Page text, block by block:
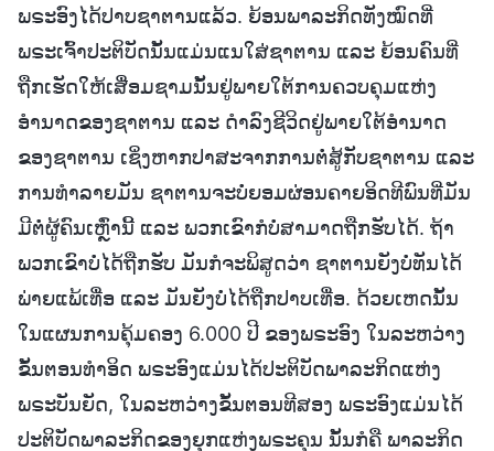
ພຣະອົງໄດ້ປາບຊາຕານແລ້ວ. ຍ້ອນພາລະກິດທັງໝົດທີ່
ພຣະເຈົ້າປະຕິບັດນັ້ນແມ່ນແນໃສ່ຊາຕານ ແລະ ຍ້ອນຄົນທີ່
ຖືກເຮັດໃຫ້ເສື່ອມຊາມນັ້ນຢູ່ພາຍໃຕ້ການຄວບຄຸມແຫ່ງ
ອຳນາດຂອງຊາຕານ ແລະ ດຳລົງຊີວິດຢູ່ພາຍໃຕ້ອຳນາດ
ຂອງຊາຕານ ເຊິ່ງຫາກປາສະຈາກການຕໍ່ສູ້ກັບຊາຕານ ແລະ
ການທຳລາຍມັນ ຊາຕານຈະບໍ່ຍອມຜ່ອນຄາຍອິດທີພົນທີ່ມັນ
ມີຕໍ່ຜູ້ຄົນເຫຼົ່ານີ້ ແລະ ພວກເຂົາກໍບໍ່ສາມາດຖືກຮັບໄດ້. ຖ້າ
ພວກເຂົາບໍ່ໄດ້ຖືກຮັບ ມັນກໍຈະພິສູດວ່າ ຊາຕານຍັງບໍ່ທັນໄດ້
ພ່າຍແພ້ເທື່ອ ແລະ ມັນຍັງບໍ່ໄດ້ຖືກປາບເທື່ອ. ດ້ວຍເຫດນັ້ນ
ໃນແຜນການຄຸ້ມຄອງ 6.000 ປີ ຂອງພຣະອົງ ໃນລະຫວ່າງ
ຂັ້ນຕອນທຳອິດ ພຣະອົງແມ່ນໄດ້ປະຕິບັດພາລະກິດແຫ່ງ
ພຣະບັນຍັດ, ໃນລະຫວ່າງຂັ້ນຕອນທີສອງ ພຣະອົງແມ່ນໄດ້
ປະຕິບັດພາລະກິດຂອງຍຸກແຫ່ງພຣະຄຸນ ນັ້ນກໍຄື ພາລະກິດ